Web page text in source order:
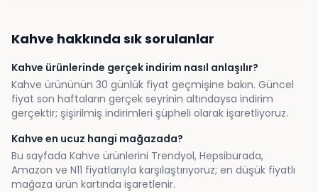
Kahve hakkında sık sorulanlar
Kahve ürünlerinde gerçek indirim nasıl anlaşılır?
Kahve ürününün 30 günlük fiyat geçmişine bakın. Güncel
fiyat son haftaların gerçek seyrinin altındaysa indirim
gerçektir; şişirilmiş indirimleri şüpheli olarak işaretliyoruz.
Kahve en ucuz hangi mağazada?
Bu sayfada Kahve ürünlerini Trendyol, Hepsiburada,
Amazon ve N11 fiyatlarıyla karşılaştırıyoruz; en düşük fiyatlı
mağaza ürün kartında işaretlenir.